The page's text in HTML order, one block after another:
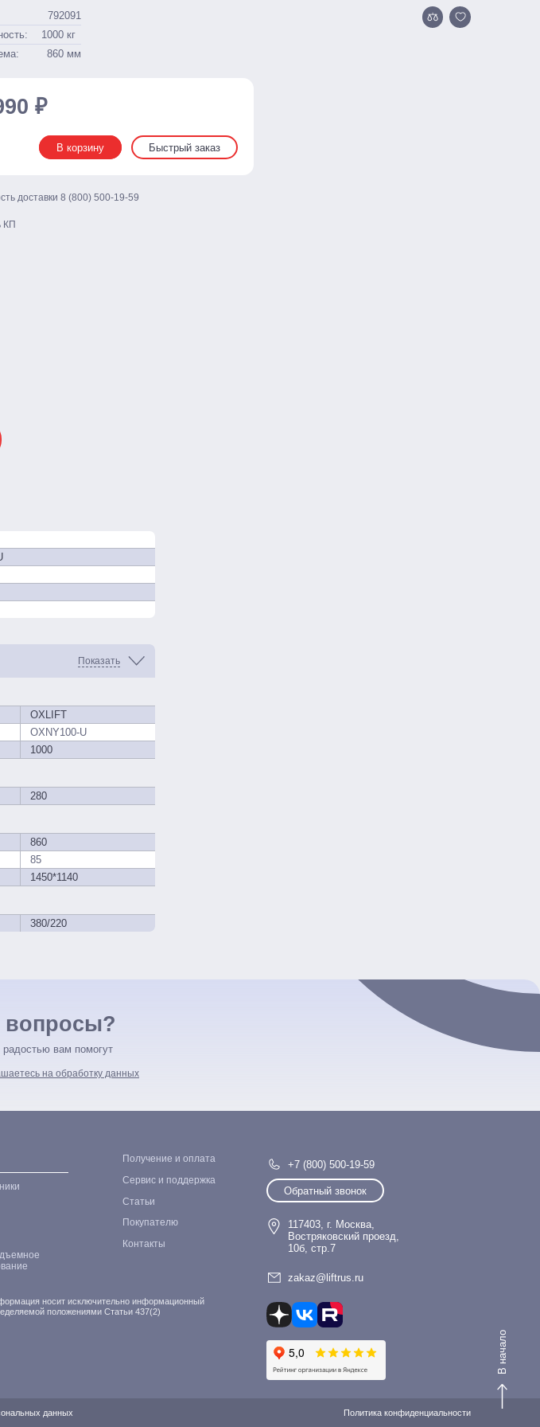
792091
1000 кг
860 мм
₽
В корзину Быстрый заказ
доставки8 (800) 500-19-59
КП
Показать
OXLIFT
OXNY100-U
1000
280
860
85
1450*1140
380/220
вопросы?
вам помогут
на обработку данных
Получение и оплата
Сервис и поддержка
Статьи
Покупателю
Контакты
носит исключительно информационный
положениями Статьи 437(2)
+7 (800) 500-19-59
Обратный звонок
117403, г. Москва,
Востряковский проезд,
10б, стр.7
zakaz@liftrus.ru
данных Политика конфиденциальности
В начало